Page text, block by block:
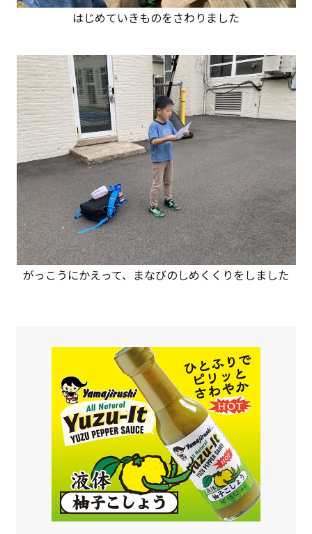
はじめていきものをさわりました
がっこうにかえって、まなびのしめくくりをしました